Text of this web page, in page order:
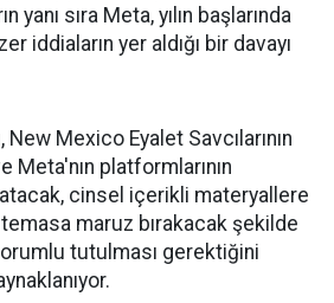
yanı sıra Meta, yılın başlarında
iddiaların yer aldığı bir davayı
Mexico Eyalet Savcılarının
Meta'nın platformlarının
cinsel içerikli materyallere
temasa maruz bırakacak şekilde
tutulması gerektiğini